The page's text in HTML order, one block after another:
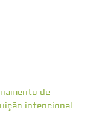
de
intencional